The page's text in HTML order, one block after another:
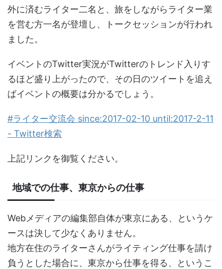
外に済むライター二名と、旅をしながらライター業
を営む方一名が登壇し、トークセッションが行われ
ました。
イベントのTwitter実況がTwitterのトレンド入りす
るほど盛り上がったので、その日のツイートを追え
ばイベントの概要は分かるでしょう。
#ライター交流会 since:2017-02-10 until:2017-2-11
- Twitter検索
上記リンクを御覧ください。
地域での仕事、東京からの仕事
Webメディアの編集部自体が東京にある、というケ
ースは決して少なくありません。
地方在住のライターさんがライティング仕事を請け
負うとした場合に、東京から仕事を得る、というこ